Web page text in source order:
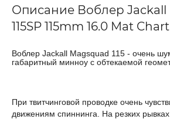
Описание Воблер Jackall
115SP 115mm 16.0 Mat Chart
Воблер Jackall Magsquad 115 - очень
габаритный минноу с обтекаемой
При твитчинговой проводке очень
движениям спиннинга. На резких